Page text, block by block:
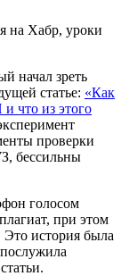
на Хабр, уроки
начал зреть
статье: «Как
что из этого
проверки
бессильны
голосом
при этом
Это история была